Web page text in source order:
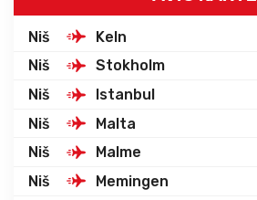
Niš Keln
Niš Stokholm
Niš Istanbul
Niš Malta
Niš Malme
Niš Memingen